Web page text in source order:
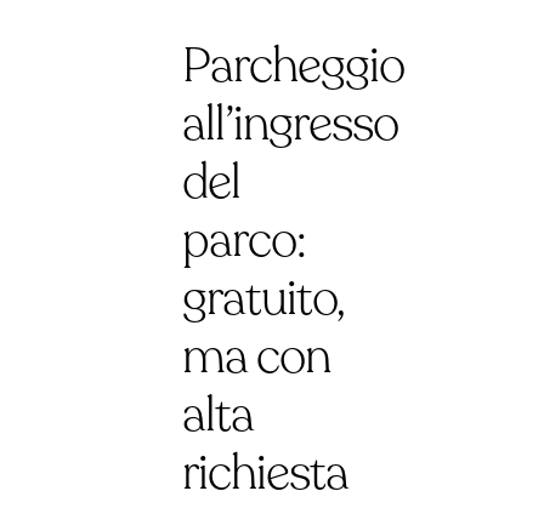
Parcheggio
all’ingresso
del
parco:
gratuito,
ma con
alta
richiesta